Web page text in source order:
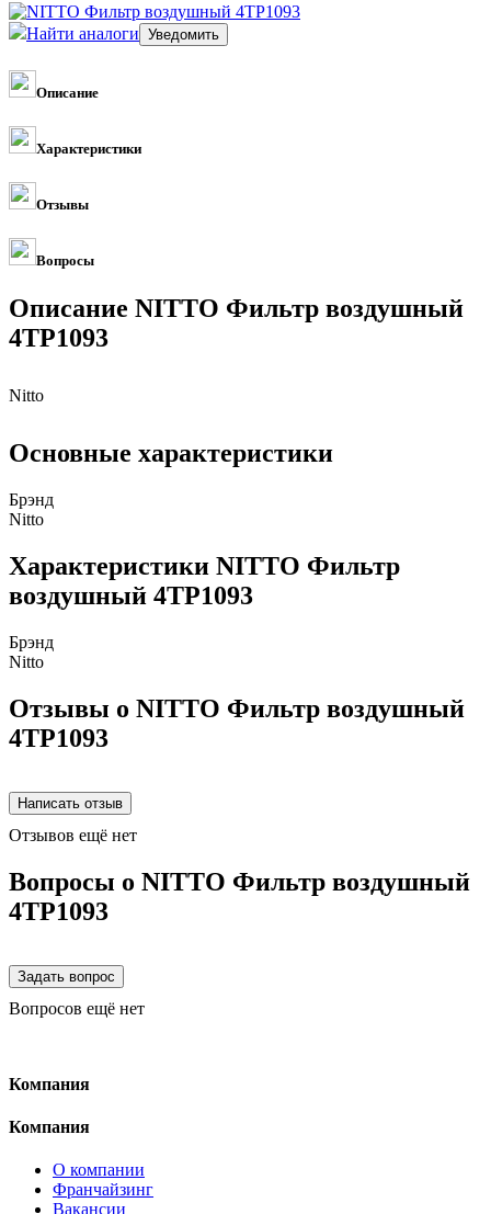
Найти аналоги
Описание
Характеристики
Отзывы
Вопросы
Описание NITTO Фильтр воздушный
4TP1093
Nitto
Основные характеристики
Брэнд
Nitto
Характеристики NITTO Фильтр
воздушный 4TP1093
Брэнд
Nitto
Отзывы о NITTO Фильтр воздушный
4TP1093
Отзывов ещё нет
Вопросы о NITTO Фильтр воздушный
4TP1093
Вопросов ещё нет
Компания
Компания
О компании
Франчайзинг
Вакансии